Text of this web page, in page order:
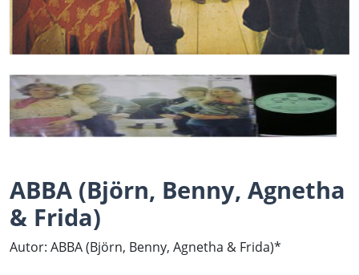
ABBA (Björn, Benny, Agnetha
& Frida)
Autor: ABBA (Björn, Benny, Agnetha & Frida)*